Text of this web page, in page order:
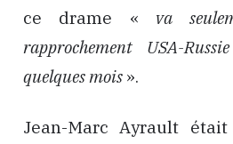
ce drame « va
rapprochement USA-
quelques mois ».
Jean-Marc Ayrault